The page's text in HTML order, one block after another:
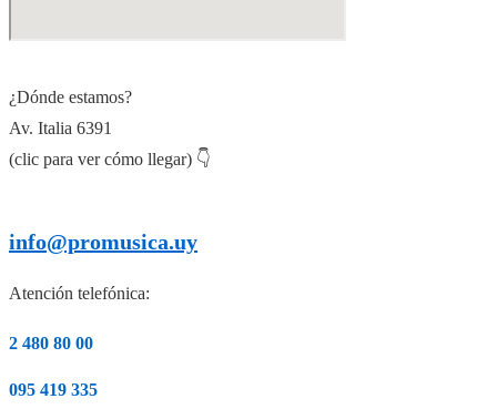
¿Dónde estamos?
Av. Italia 6391
(clic para ver cómo llegar) 👇
info@promusica.uy
Atención telefónica:
2 480 80 00
095 419 335